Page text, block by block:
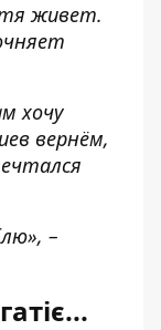
живет.
хочу
вернём,
–